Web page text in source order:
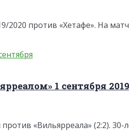
2020 против «Хетафе». На
1 сентября
«Вильярреала» (2:2).